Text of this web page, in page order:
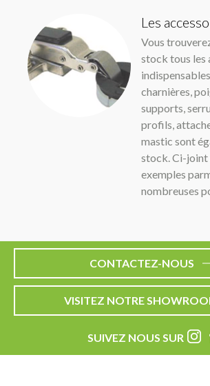
Les
Vous
stock tous les
charnières,
supports,
profils,
mastic sont
stock. Ci-joint
exemples
nombreuses
CONTACTEZ-NOUS
VISITEZ NOTRE
SUIVEZ NOUS SUR